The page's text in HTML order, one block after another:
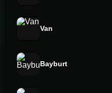
Van
Bayburt